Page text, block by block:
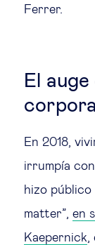
Ferrer.
El
En 2018,
irrumpía
hizo público
matter”, en
Kaepernick